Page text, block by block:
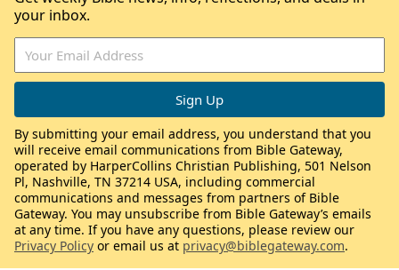
your inbox.
By submitting your email address, you understand that you
will receive email communications from Bible Gateway,
operated by HarperCollins Christian Publishing, 501 Nelson
Pl, Nashville, TN 37214 USA, including commercial
communications and messages from partners of Bible
Gateway. You may unsubscribe from Bible Gateway’s emails
at any time. If you have any questions, please review our
Privacy Policy or email us at privacy@biblegateway.com.